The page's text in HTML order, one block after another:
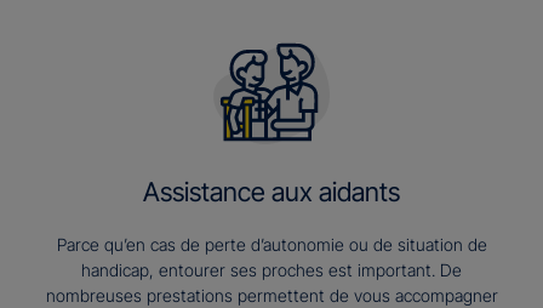
Assistance aux aidants
Parce qu’en cas de perte d’autonomie ou de situation de
handicap, entourer ses proches est important. De
nombreuses prestations permettent de vous accompagner